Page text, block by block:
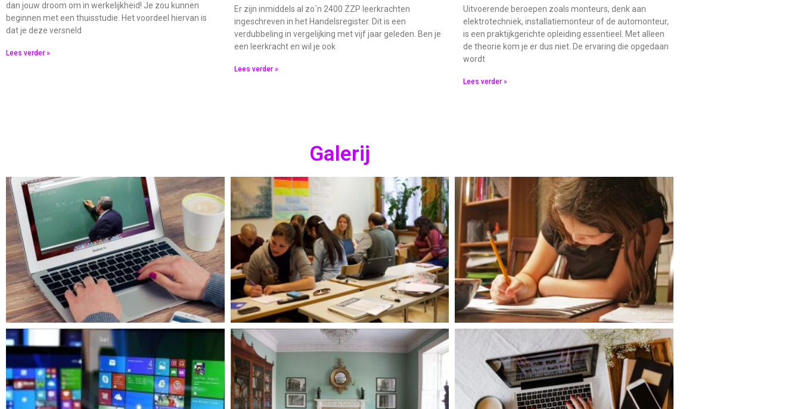
dan jouw droom om in werkelijkheid! Je zou kunnen
beginnen met een thuisstudie. Het voordeel hiervan is
dat je deze versneld
Lees verder »
Er zijn inmiddels al zo´n 2400 ZZP leerkrachten
ingeschreven in het Handelsregister. Dit is een
verdubbeling in vergelijking met vijf jaar geleden. Ben je
een leerkracht en wil je ook
Lees verder »
Uitvoerende beroepen zoals monteurs, denk aan
elektrotechniek, installatiemonteur of de automonteur,
is een praktijkgerichte opleiding essentieel. Met alleen
de theorie kom je er dus niet. De ervaring die opgedaan
wordt
Lees verder »
Galerij